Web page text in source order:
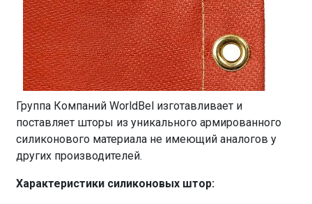
Группа Компаний WorldBel изготавливает и
поставляет шторы из уникального армированного
силиконового материала не имеющий аналогов у
других производителей.
Характеристики силиконовых штор: